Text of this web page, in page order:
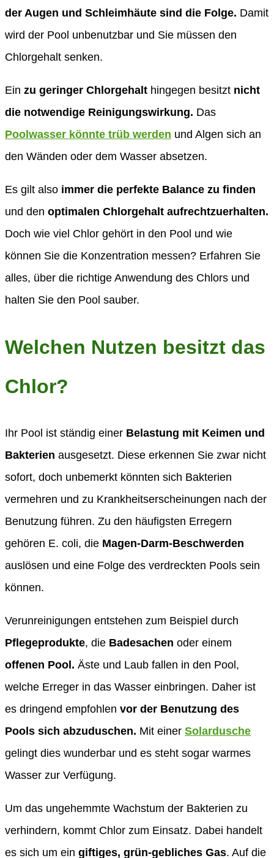
der Augen und Schleimhäute sind die Folge. Damit
wird der Pool unbenutzbar und Sie müssen den
Chlorgehalt senken.
Ein zu geringer Chlorgehalt hingegen besitzt nicht
die notwendige Reinigungswirkung. Das
Poolwasser könnte trüb werden und Algen sich an
den Wänden oder dem Wasser absetzen.
Es gilt also immer die perfekte Balance zu finden
und den optimalen Chlorgehalt aufrechtzuerhalten.
Doch wie viel Chlor gehört in den Pool und wie
können Sie die Konzentration messen? Erfahren Sie
alles, über die richtige Anwendung des Chlors und
halten Sie den Pool sauber.
Welchen Nutzen besitzt das
Chlor?
Ihr Pool ist ständig einer Belastung mit Keimen und
Bakterien ausgesetzt. Diese erkennen Sie zwar nicht
sofort, doch unbemerkt könnten sich Bakterien
vermehren und zu Krankheitserscheinungen nach der
Benutzung führen. Zu den häufigsten Erregern
gehören E. coli, die Magen-Darm-Beschwerden
auslösen und eine Folge des verdreckten Pools sein
können.
Verunreinigungen entstehen zum Beispiel durch
Pflegeprodukte, die Badesachen oder einem
offenen Pool. Äste und Laub fallen in den Pool,
welche Erreger in das Wasser einbringen. Daher ist
es dringend empfohlen vor der Benutzung des
Pools sich abzuduschen. Mit einer Solardusche
gelingt dies wunderbar und es steht sogar warmes
Wasser zur Verfügung.
Um das ungehemmte Wachstum der Bakterien zu
verhindern, kommt Chlor zum Einsatz. Dabei handelt
es sich um ein giftiges, grün-gebliches Gas. Auf die